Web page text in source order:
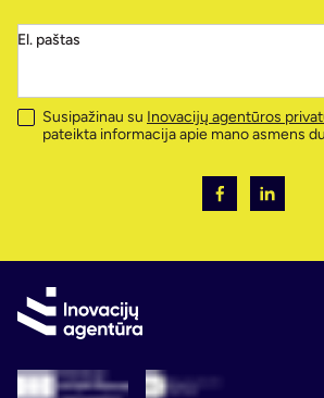
El. paštas
Susipažinau su Inovacijų agentūros
pateikta informacija apie mano asmens